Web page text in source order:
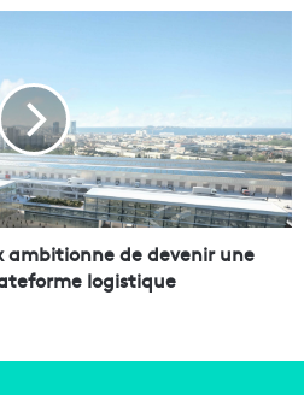
ambitionne de devenir une
logistique